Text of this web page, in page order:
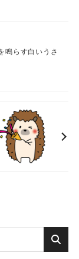
鳴らす白いうさ